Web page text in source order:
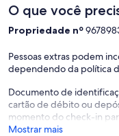
O que você
Propriedade nº
Pessoas extras podem
dependendo da política
Documento de
cartão de débito ou
momento do check-in
Mostrar mais